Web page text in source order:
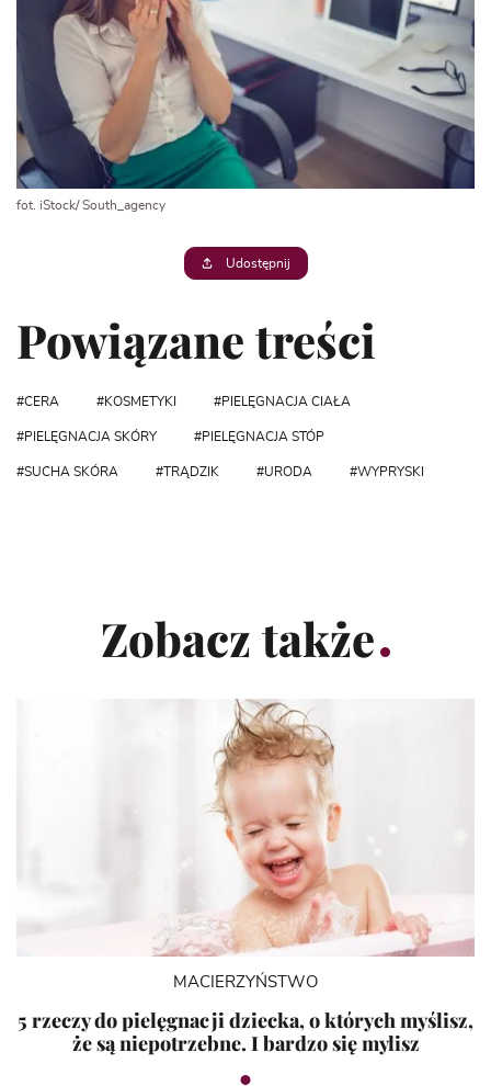
fot. iStock/ South_agency
Udostępnij
Powiązane treści
CERA KOSMETYKI PIELĘGNACJA CIAŁA
PIELĘGNACJA SKÓRY PIELĘGNACJA STÓP
SUCHA SKÓRA TRĄDZIK URODA WYPRYSKI
Zobacz także
MACIERZYŃSTWO
5 rzeczy do pielęgnacji dziecka, o których myślisz,
że są niepotrzebne. I bardzo się mylisz